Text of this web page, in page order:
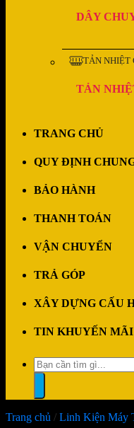
DÂY
TẢN NHIỆT
TẢN
TRANG CHỦ
QUY ĐỊNH
BẢO HÀNH
THANH TOÁN
VẬN CHUYỂN
TRẢ GÓP
XÂY DỰNG CẤU
TIN KHUYẾN MÃI
Tìm
kiếm:
Trang chủ / Linh Kiện Máy